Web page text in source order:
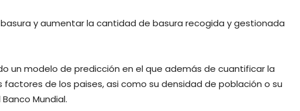
y aumentar la cantidad de basura recogida y gestionada
un modelo de predicción en el que además de cuantificar la
de los paises, asi como su densidad de población o su
Mundial.